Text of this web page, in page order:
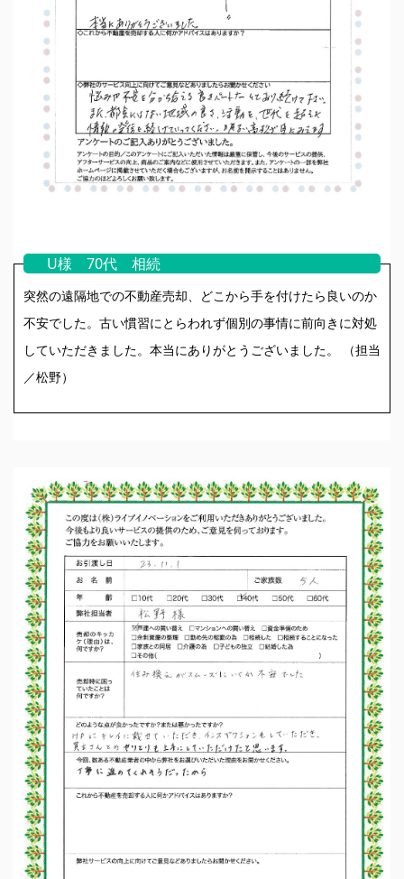
U様 70代 相続
突然の遠隔地での不動産売却、どこから手を付けたら良いのか
不安でした。古い慣習にとらわれず個別の事情に前向きに対処
していただきました。本当にありがとうございました。 （担当
／松野）